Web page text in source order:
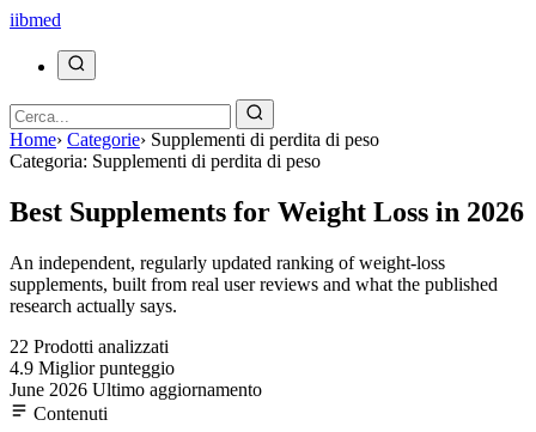
iibmed
Home› Categorie› Supplementi di perdita di peso
Categoria: Supplementi di perdita di peso
Best Supplements for Weight Loss in 2026
An independent, regularly updated ranking of weight-loss
supplements, built from real user reviews and what the published
research actually says.
22 Prodotti analizzati
4.9 Miglior punteggio
June 2026 Ultimo aggiornamento
Contenuti